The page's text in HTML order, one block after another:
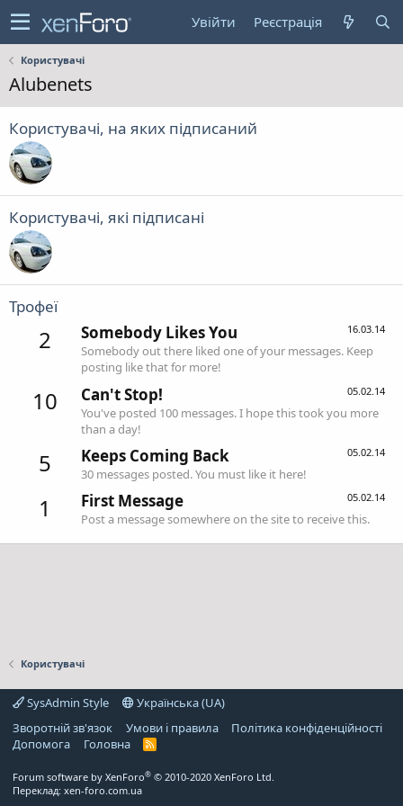
Увійти Реєстрація
Користувачі
Alubenets
Користувачі, на яких підписаний
Користувачі, які підписані
Трофеї
2 16.03.14
Somebody Likes You
Somebody out there liked one of your messages. Keep
posting like that for more!
10 05.02.14
Can't Stop!
You've posted 100 messages. I hope this took you more
than a day!
5 05.02.14
Keeps Coming Back
30 messages posted. You must like it here!
1 05.02.14
First Message
Post a message somewhere on the site to receive this.
Користувачі
SysAdmin Style
Українська (UA)
Зворотній зв'язок
Умови і правила
Політика конфіденційності
Дoпoмoга
Головна
R
Forum software by XenForo® © 2010-2020 XenForo Ltd.
Переклад: xen-foro.com.ua